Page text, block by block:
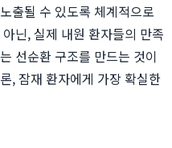
출될 수 있도록 체계적으로
닌, 실제 내원 환자들의 만족
선순환 구조를 만드는 것이
, 잠재 환자에게 가장 확실한